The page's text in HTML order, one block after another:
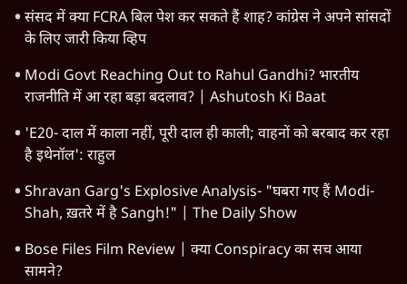
संसद में क्या FCRA बिल पेश कर सकते हैं शाह? कांग्रेस ने अपने सांसदों
के लिए जारी किया व्हिप
Modi Govt Reaching Out to Rahul Gandhi? भारतीय
राजनीति में आ रहा बड़ा बदलाव? | Ashutosh Ki Baat
'E20- दाल में काला नहीं, पूरी दाल ही काली; वाहनों को बरबाद कर रहा
है इथेनॉल': राहुल
Shravan Garg's Explosive Analysis- "घबरा गए हैं Modi-
Shah, ख़तरे में है Sangh!" | The Daily Show
Bose Files Film Review | क्या Conspiracy का सच आया
सामने?